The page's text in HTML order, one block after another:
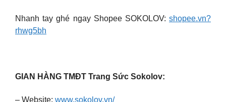
Nhanh tay ghé ngay Shopee SOKOLOV: shopee.vn?
rhwg5bh
GIAN HÀNG TMĐT Trang Sức Sokolov:
– Website: www.sokolov.vn/